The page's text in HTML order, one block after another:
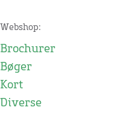
Webshop:
Brochurer
Bøger
Kort
Diverse